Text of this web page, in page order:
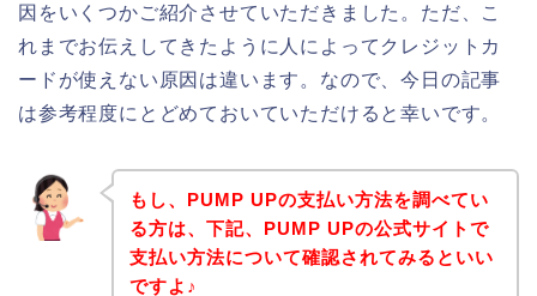
因をいくつかご紹介させていただきました。ただ、こ
れまでお伝えしてきたように人によってクレジットカ
ードが使えない原因は違います。なので、今日の記事
は参考程度にとどめておいていただけると幸いです。
もし、PUMP UPの支払い方法を調べてい
る方は、下記、PUMP UPの公式サイトで
支払い方法について確認されてみるといい
ですよ♪